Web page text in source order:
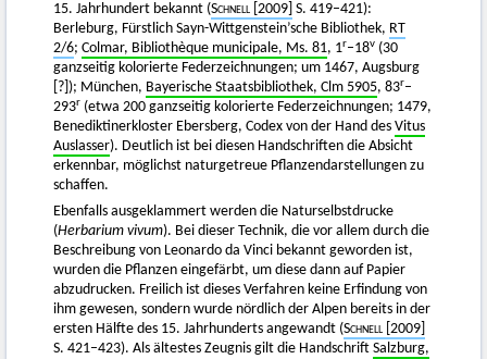
15. Jahrhundert bekannt (Schnell [2009] S. 419–421):
Berleburg, Fürstlich Sayn-Wittgenstein’sche Bibliothek, RT
2/6;Colmar, Bibliothèque municipale, Ms. 81, 1r–18v (30
ganzseitig kolorierte Federzeichnungen; um 1467, Augsburg
[?]); München, Bayerische Staatsbibliothek, Clm 5905, 83r–
293r (etwa 200 ganzseitig kolorierte Federzeichnungen; 1479,
Benediktinerkloster Ebersberg, Codex von der Hand desVitus
Auslasser). Deutlich ist bei diesen Handschriften die Absicht
erkennbar, möglichst naturgetreue Pflanzendarstellungen zu
schaffen.
Ebenfalls ausgeklammert werden die Naturselbstdrucke
(Herbarium vivum). Bei dieser Technik, die vor allem durch die
Beschreibung von Leonardo da Vinci bekannt geworden ist,
wurden die Pflanzen eingefärbt, um diese dann auf Papier
abzudrucken. Freilich ist dieses Verfahren keine Erfindung von
ihm gewesen, sondern wurde nördlich der Alpen bereits in der
ersten Hälfte des 15. Jahrhunderts angewandt (Schnell [2009]
S. 421–423). Als ältestes Zeugnis gilt die HandschriftSalzburg,